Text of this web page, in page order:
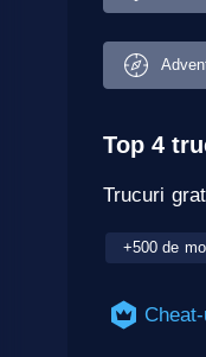
Top 4
Trucuri
+500 de